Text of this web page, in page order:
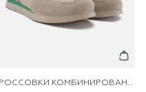
КРОССОВКИ КОМБИНИРОВАННЫЕ КОЖАНЫЕ